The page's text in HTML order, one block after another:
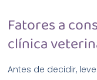
Fatores a
clínica
Antes de decidir,